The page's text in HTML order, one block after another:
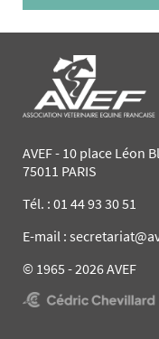
AVEF - 10 place Léon
75011 PARIS
Tél. : 01 44 93 30 51
E-mail :
© 1965 - 2026 AVEF